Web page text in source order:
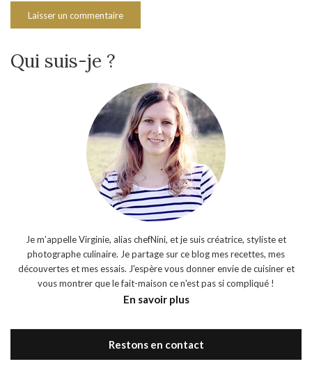
Qui suis-je ?
Je m’appelle Virginie, alias chefNini, et je suis créatrice, styliste et
photographe culinaire. Je partage sur ce blog mes recettes, mes
découvertes et mes essais. J'espère vous donner envie de cuisiner et
vous montrer que le fait-maison ce n'est pas si compliqué !
En savoir plus
Restons en contact